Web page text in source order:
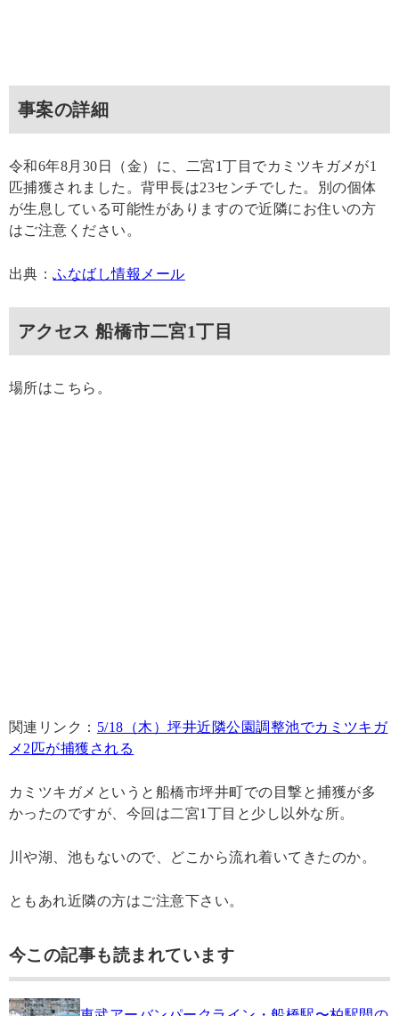
事案の詳細
令和6年8月30日（金）に、二宮1丁目でカミツキガメが1
匹捕獲されました。背甲長は23センチでした。別の個体
が生息している可能性がありますので近隣にお住いの方
はご注意ください。
出典：ふなばし情報メール
アクセス 船橋市二宮1丁目
場所はこちら。
関連リンク： 5/18（木）坪井近隣公園調整池でカミツキガ
メ2匹が捕獲される
カミツキガメというと船橋市坪井町での目撃と捕獲が多
かったのですが、今回は二宮1丁目と少し以外な所。
川や湖、池もないので、どこから流れ着いてきたのか。
ともあれ近隣の方はご注意下さい。
今この記事も読まれています